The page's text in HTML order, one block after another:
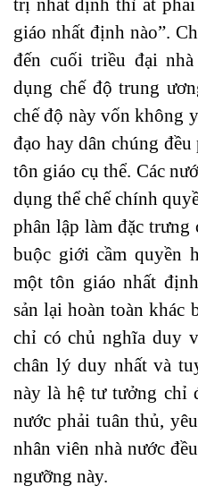
trị nhất định thì ắt
giáo nhất định nào”.
đến cuối triều đại
dụng chế độ trung
chế độ này vốn không
đạo hay dân chúng
tôn giáo cụ thể. Các
dụng thể chế chính
phân lập làm đặc
buộc giới cầm quyền
một tôn giáo nhất
sản lại hoàn toàn khác
chỉ có chủ nghĩa duy
chân lý duy nhất và
này là hệ tư tưởng chỉ
nước phải tuân thủ,
nhân viên nhà nước
ngưỡng này.